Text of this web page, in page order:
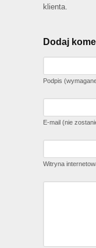
klienta.
Dodaj
Podpis
E-mail (nie
Witryna